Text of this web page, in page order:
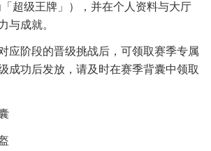
超级王牌」），并在个人资料与大厅
与成就。
应阶段的晋级挑战后，可领取赛季专属
成功后发放，请及时在赛季背囊中领取